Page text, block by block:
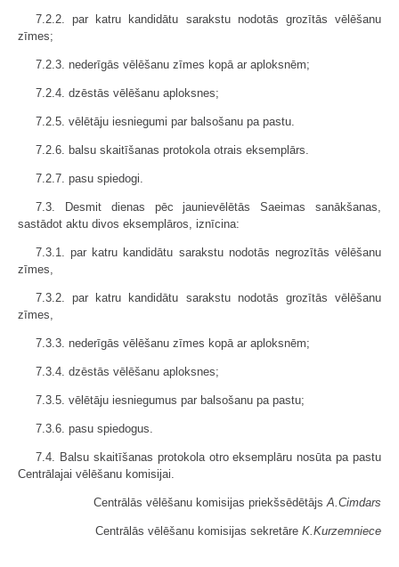
7.2.2. par katru kandidātu sarakstu nodotās grozītās vēlēšanu
zīmes;
7.2.3. nederīgās vēlēšanu zīmes kopā ar aploksnēm;
7.2.4. dzēstās vēlēšanu aploksnes;
7.2.5. vēlētāju iesniegumi par balsošanu pa pastu.
7.2.6. balsu skaitīšanas protokola otrais eksemplārs.
7.2.7. pasu spiedogi.
7.3. Desmit dienas pēc jaunievēlētās Saeimas sanākšanas,
sastādot aktu divos eksemplāros, iznīcina:
7.3.1. par katru kandidātu sarakstu nodotās negrozītās vēlēšanu
zīmes,
7.3.2. par katru kandidātu sarakstu nodotās grozītās vēlēšanu
zīmes,
7.3.3. nederīgās vēlēšanu zīmes kopā ar aploksnēm;
7.3.4. dzēstās vēlēšanu aploksnes;
7.3.5. vēlētāju iesniegumus par balso­šanu pa pastu;
7.3.6. pasu spiedogus.
7.4. Balsu skaitīšanas protokola otro eksemplāru nosūta pa pastu
Centrālajai vēlēšanu komisijai.
Centrālās vēlēšanu komisijas priekšsēdētājsA.Cimdars
Centrālās vēlēšanu komisijas sekretāre K.Kurzemniece